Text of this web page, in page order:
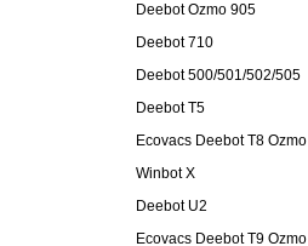
Deebot Ozmo 905
Deebot 710
Deebot 500/501/502/505
Deebot T5
Ecovacs Deebot T8 Ozmo
Winbot X
Deebot U2
Ecovacs Deebot T9 Ozmo